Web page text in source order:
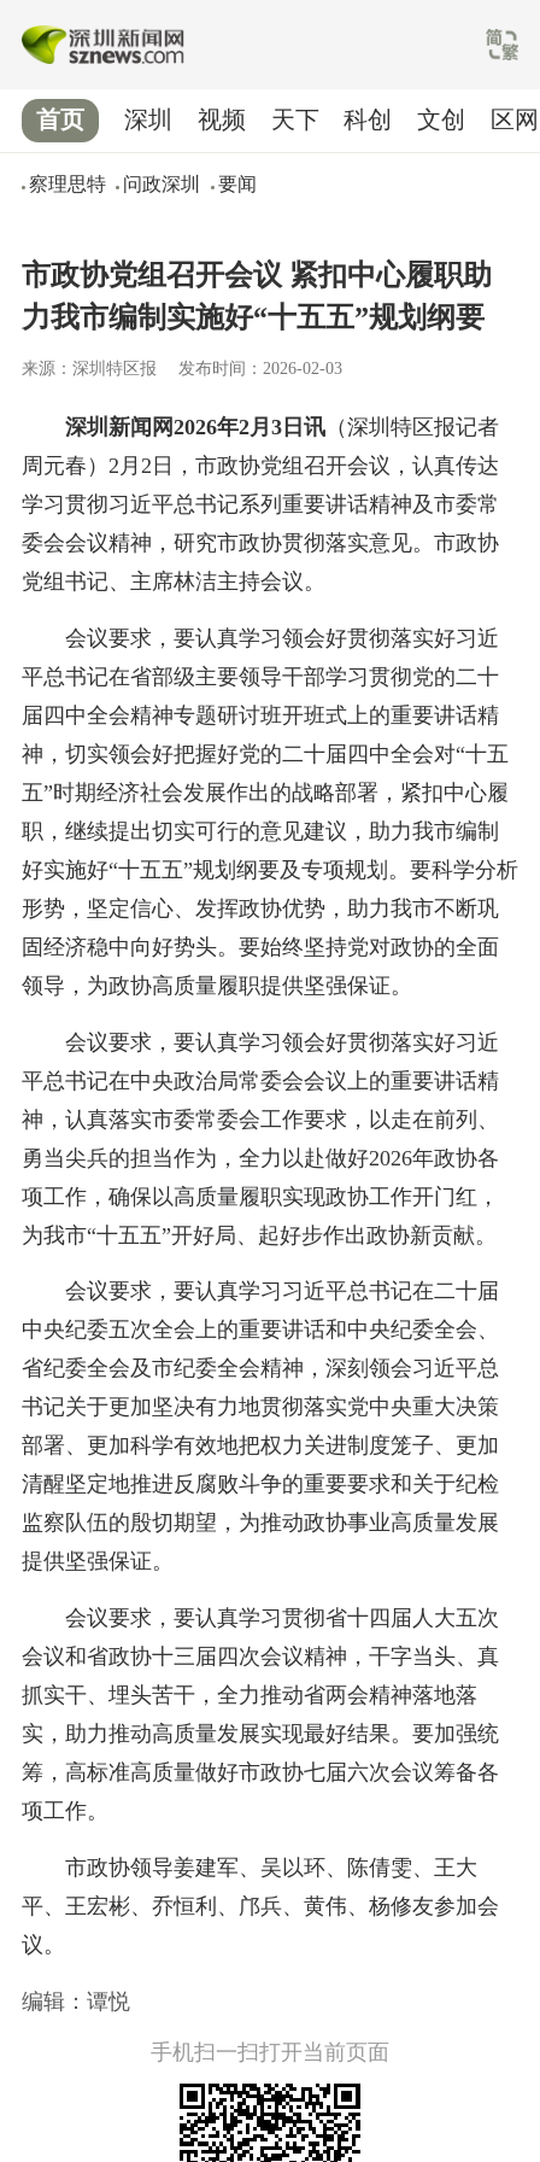
首页
察理思特 问政深圳 要闻
深圳 视频 天下 科创 文创 区网
市政协党组召开会议 紧扣中心履职助
力我市编制实施好“十五五”规划纲要
来源：深圳特区报 发布时间：2026-02-03
深圳新闻网2026年2月3日讯（深圳特区报记者
周元春）2月2日，市政协党组召开会议，认真传达
学习贯彻习近平总书记系列重要讲话精神及市委常
委会会议精神，研究市政协贯彻落实意见。市政协
党组书记、主席林洁主持会议。
会议要求，要认真学习领会好贯彻落实好习近
平总书记在省部级主要领导干部学习贯彻党的二十
届四中全会精神专题研讨班开班式上的重要讲话精
神，切实领会好把握好党的二十届四中全会对“十五
五”时期经济社会发展作出的战略部署，紧扣中心履
职，继续提出切实可行的意见建议，助力我市编制
好实施好“十五五”规划纲要及专项规划。要科学分析
形势，坚定信心、发挥政协优势，助力我市不断巩
固经济稳中向好势头。要始终坚持党对政协的全面
领导，为政协高质量履职提供坚强保证。
会议要求，要认真学习领会好贯彻落实好习近
平总书记在中央政治局常委会会议上的重要讲话精
神，认真落实市委常委会工作要求，以走在前列、
勇当尖兵的担当作为，全力以赴做好2026年政协各
项工作，确保以高质量履职实现政协工作开门红，
为我市“十五五”开好局、起好步作出政协新贡献。
会议要求，要认真学习习近平总书记在二十届
中央纪委五次全会上的重要讲话和中央纪委全会、
省纪委全会及市纪委全会精神，深刻领会习近平总
书记关于更加坚决有力地贯彻落实党中央重大决策
部署、更加科学有效地把权力关进制度笼子、更加
清醒坚定地推进反腐败斗争的重要要求和关于纪检
监察队伍的殷切期望，为推动政协事业高质量发展
提供坚强保证。
会议要求，要认真学习贯彻省十四届人大五次
会议和省政协十三届四次会议精神，干字当头、真
抓实干、埋头苦干，全力推动省两会精神落地落
实，助力推动高质量发展实现最好结果。要加强统
筹，高标准高质量做好市政协七届六次会议筹备各
项工作。
市政协领导姜建军、吴以环、陈倩雯、王大
平、王宏彬、乔恒利、邝兵、黄伟、杨修友参加会
议。
编辑：谭悦
手机扫一扫打开当前页面